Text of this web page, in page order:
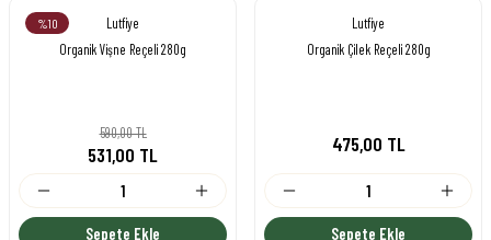
%10
Lutfiye
Organik Vişne Reçeli 280g
590,00 TL
531,00 TL
Sepete Ekle
Lutfiye
Organik Çilek Reçeli 280g
475,00 TL
Sepete Ekle